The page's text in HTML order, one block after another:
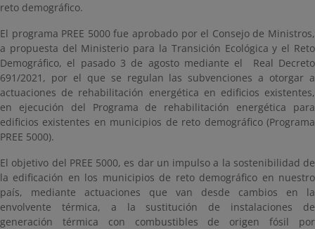
reto demográfico.
El programa PREE 5000 fue aprobado por el Consejo de Ministros,
a propuesta del Ministerio para la Transición Ecológica y el Reto
Demográfico, el pasado 3 de agosto mediante el Real Decreto
691/2021, por el que se regulan las subvenciones a otorgar a
actuaciones de rehabilitación energética en edificios existentes,
en ejecución del Programa de rehabilitación energética para
edificios existentes en municipios de reto demográfico (Programa
PREE 5000).
El objetivo del PREE 5000, es dar un impulso a la sostenibilidad de
la edificación en los municipios de reto demográfico en nuestro
país, mediante actuaciones que van desde cambios en la
envolvente térmica, a la sustitución de instalaciones de
generación térmica con combustibles de origen fósil por